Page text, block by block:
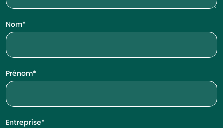
Nom
Prénom
Entreprise